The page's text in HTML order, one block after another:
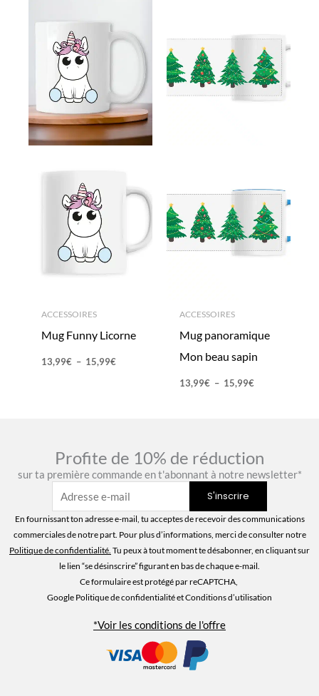
ACCESSOIRES
Mug Funny Licorne
13,99€ – 15,99€
13,99€
à
15,99€
ACCESSOIRES
Mug panoramique
Mon beau sapin
13,99€ – 15,99€
15,99€
Profite de 10% de réduction
sur ta première commande en t'abonnant à notre newsletter*
En fournissant ton adresse e-mail, tu acceptes de recevoir des communications
commerciales de notre part. Pour plus d’informations, merci de consulter notre
Politique de confidentialité. Tu peux à tout moment te désabonner, en cliquant sur
le lien “se désinscrire” figurant en bas de chaque e-mail.
Ce formulaire est protégé par reCAPTCHA,
Google Politique de confidentialitéet Conditions d’utilisation
*Voir les conditions de l'offre